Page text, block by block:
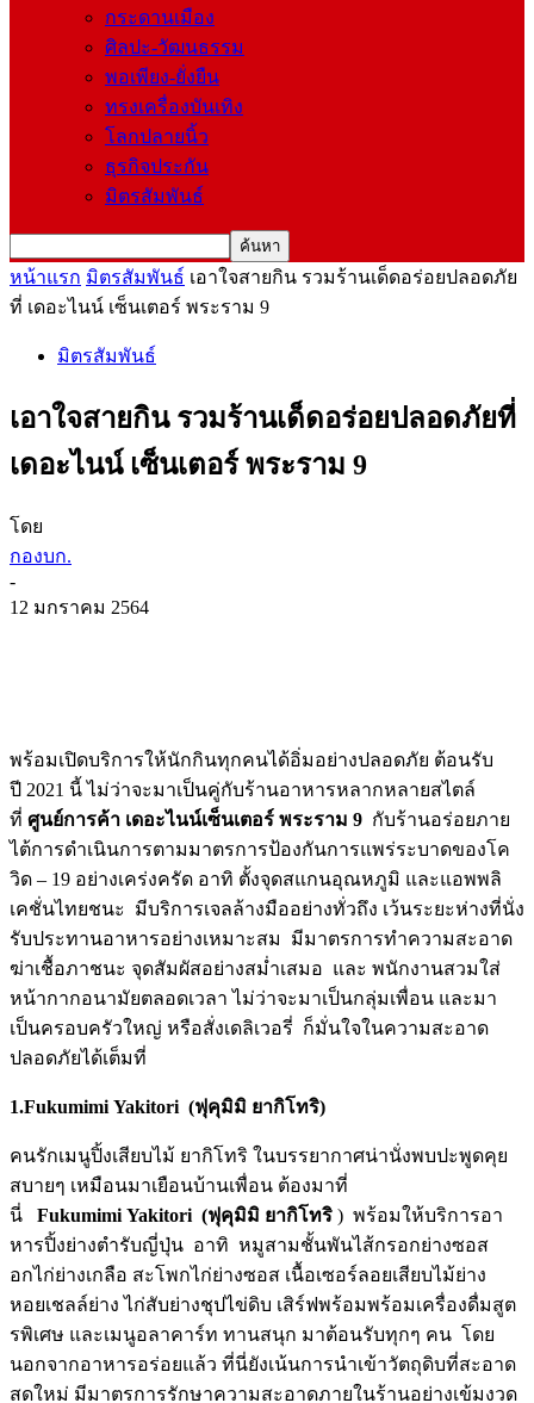
กระดานเมือง
ศิลปะ-วัฒนธรรม
พอเพียง-ยั่งยืน
ทรงเครื่องบันเทิง
โลกปลายนิ้ว
ธุรกิจประกัน
มิตรสัมพันธ์
หน้าแรก มิตรสัมพันธ์ เอาใจสายกิน รวมร้านเด็ดอร่อยปลอดภัย
ที่ เดอะไนน์ เซ็นเตอร์ พระราม 9
มิตรสัมพันธ์
เอาใจสายกิน รวมร้านเด็ดอร่อยปลอดภัยที่
เดอะไนน์ เซ็นเตอร์ พระราม 9
โดย
กองบก.
-
12 มกราคม 2564
พร้อมเปิดบริการให้นักกินทุกคนได้อิ่มอย่างปลอดภัย ต้อนรับ
ปี 2021 นี้ ไม่ว่าจะมาเป็นคู่กับร้านอาหารหลากหลายสไตล์
ที่ ศูนย์การค้า เดอะไนน์เซ็นเตอร์ พระราม 9 กับร้านอร่อยภาย
ไต้การดำเนินการตามมาตรการป้องกันการแพร่ระบาดของโค
วิด – 19 อย่างเคร่งครัด อาทิ ตั้งจุดสแกนอุณหภูมิ และแอพพลิ
เคชั่นไทยชนะ มีบริการเจลล้างมืออย่างทั่วถึง เว้นระยะห่างที่นั่ง
รับประทานอาหารอย่างเหมาะสม มีมาตรการทำความสะอาด
ฆ่าเชื้อภาชนะ จุดสัมผัสอย่างสม่ำเสมอ และ พนักงานสวมใส่
หน้ากากอนามัยตลอดเวลา ไม่ว่าจะมาเป็นกลุ่มเพื่อน และมา
เป็นครอบครัวใหญ่ หรือสั่งเดลิเวอรี่ ก็มั่นใจในความสะอาด
ปลอดภัยได้เต็มที่
1.Fukumimi Yakitori (ฟุคุมิมิ ยากิโทริ)
คนรักเมนูปิ้งเสียบไม้ ยากิโทริ ในบรรยากาศน่านั่งพบปะพูดคุย
สบายๆ เหมือนมาเยือนบ้านเพื่อน ต้องมาที่
นี่
Fukumimi Yakitori (ฟุคุมิมิ ยากิโทริ ) พร้อมให้บริการอา
หารปิ้งย่างตำรับญี่ปุ่น อาทิ หมูสามชั้นพันไส้กรอกย่างซอส
อกไก่ย่างเกลือ สะโพกไก่ย่างซอส เนื้อเซอร์ลอยเสียบไม้ย่าง
หอยเชลล์ย่าง ไก่สับย่างชุปไข่ดิบ เสิร์ฟพร้อมพร้อมเครื่องดื่มสูต
รพิเศษ และเมนูอลาคาร์ท ทานสนุก มาต้อนรับทุกๆ คน โดย
นอกจากอาหารอร่อยแล้ว ที่นี่ยังเน้นการนำเข้าวัตถุดิบที่สะอาด
สดใหม่ มีมาตรการรักษาความสะอาดภายในร้านอย่างเข้มงวด